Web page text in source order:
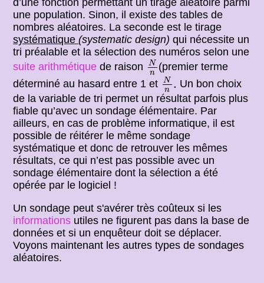
d’une fonction permettant un tirage aléatoire parmi
une population. Sinon, il existe des tables de
nombres aléatoires. La seconde est le tirage
systématique(systematic design) qui nécessite un
tri préalable et la sélection des numéros selon une
suite arithmétique de raison
N
n
Nn
(premier terme
déterminé au hasard entre 1 et
N
n .
Nn
Un bon choix
de la variable de tri permet un résultat parfois plus
fiable qu’avec un sondage élémentaire. Par
ailleurs, en cas de problème informatique, il est
possible de réitérer le même sondage
systématique et donc de retrouver les mêmes
résultats, ce qui n’est pas possible avec un
sondage élémentaire dont la sélection a été
opérée par le logiciel !
Un sondage peut s'avérer très coûteux si les
informations utiles ne figurent pas dans la base de
données et si un enquêteur doit se déplacer.
Voyons maintenant les autres types de sondages
aléatoires.